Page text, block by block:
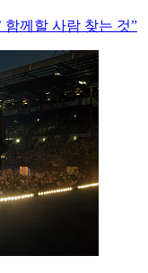
함께할 사람 찾는 것”